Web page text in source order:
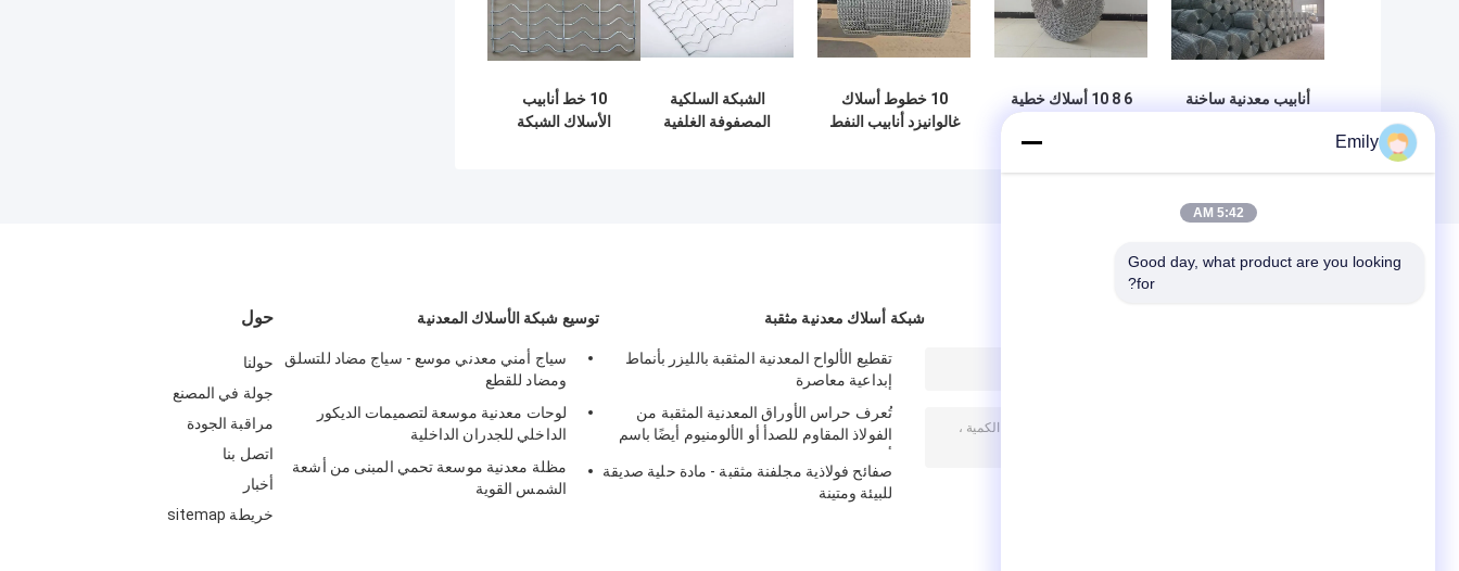
أنابيب معدنية ساخنة
6 8 10 أسلاك خطية
لطلاء الوزن
10 خطوط أسلاك
غالوانيزد أنابيب النفط
الشبكة السلكية
المصفوفة الغلفية
10 خط أنابيب
الأسلاك الشبكة
حول
حولنا
جولة في المصنع
مراقبة الجودة
اتصل بنا
أخبار
خريطة sitemap
توسيع شبكة الأسلاك المعدنية
سياج أمني معدني موسع - سياج مضاد للتسلق
ومضاد للقطع
لوحات معدنية موسعة لتصميمات الديكور
الداخلي للجدران الداخلية
مظلة معدنية موسعة تحمي المبنى من أشعة
الشمس القوية
شبكة أسلاك معدنية مثقبة
تقطيع الألواح المعدنية المثقبة بالليزر بأنماط
إبداعية معاصرة
تُعرف حراس الأوراق المعدنية المثقبة من
الفولاذ المقاوم للصدأ أو الألومنيوم أيضًا باسم
صفائح فولاذية مجلفنة مثقبة - مادة حلية صديقة
للبيئة ومتينة
Emily
5:42 AM
Good day, what product are you looking
for?